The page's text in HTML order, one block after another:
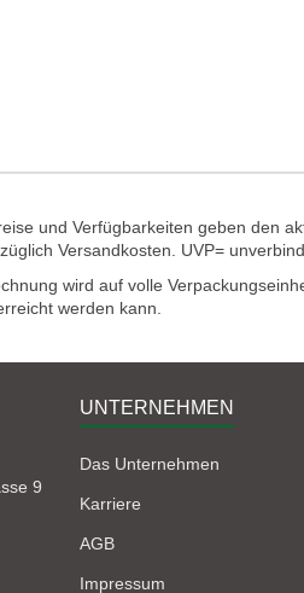
und Verfügbarkeiten geben den
Versandkosten. UVP=
wird auf volle
werden kann.
9
UNTERNEHMEN
Das Unternehmen
Karriere
AGB
Impressum